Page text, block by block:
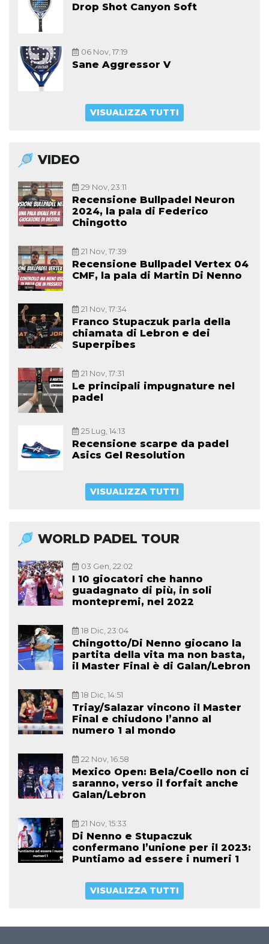
Drop Shot Canyon Soft
06 Nov, 17:19
Sane Aggressor V
VISUALIZZA TUTTI
VIDEO
29 Nov, 23:11
Recensione Bullpadel Neuron
2024, la pala di Federico
Chingotto
21 Nov, 17:39
Recensione Bullpadel Vertex 04
CMF, la pala di Martin Di Nenno
21 Nov, 17:34
Franco Stupaczuk parla della
chiamata di Lebron e dei
Superpibes
21 Nov, 17:31
Le principali impugnature nel
padel
25 Lug, 14:13
Recensione scarpe da padel
Asics Gel Resolution
VISUALIZZA TUTTI
WORLD PADEL TOUR
03 Gen, 22:02
I 10 giocatori che hanno
guadagnato di più, in soli
montepremi, nel 2022
18 Dic, 23:04
Chingotto/Di Nenno giocano la
partita della vita ma non basta,
il Master Final è di Galan/Lebron
18 Dic, 14:51
Triay/Salazar vincono il Master
Final e chiudono l’anno al
numero 1 al mondo
22 Nov, 16:58
Mexico Open: Bela/Coello non ci
saranno, verso il forfait anche
Galan/Lebron
21 Nov, 15:33
Di Nenno e Stupaczuk
confermano l’unione per il 2023:
Puntiamo ad essere i numeri 1
VISUALIZZA TUTTI